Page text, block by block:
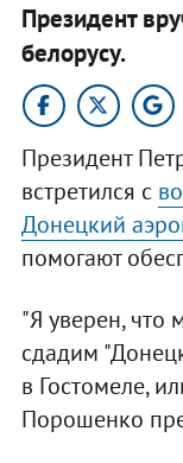
Президент
белорусу.
Президент
встретился с
Донецкий
помогают
"Я уверен,
сдадим
в Гостомеле,
Порошенко